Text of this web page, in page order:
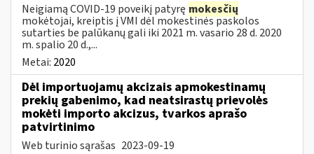
Neigiamą COVID-19 poveikį patyrę mokesčių
mokėtojai, kreiptis į VMI dėl mokestinės paskolos
sutarties be palūkanų gali iki 2021 m. vasario 28 d. 2020
m. spalio 20 d.,...
Metai: 2020
Dėl importuojamų akcizais apmokestinamų
prekių gabenimo, kad neatsirastų prievolės
mokėti importo akcizus, tvarkos aprašo
patvirtinimo
Web turinio sąrašas 2023-09-19